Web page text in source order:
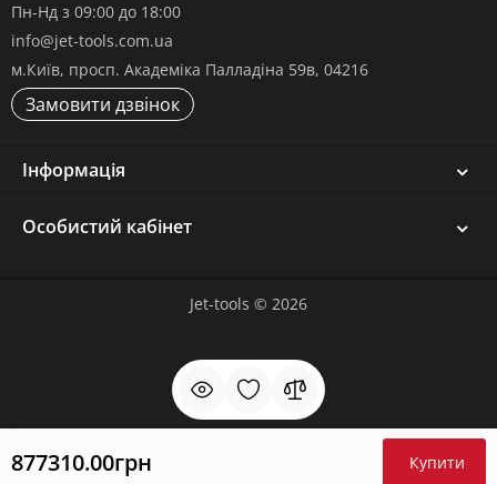
877310.00грн Купити
Пн-Нд з 09:00 до 18:00
info@jet-tools.com.ua
м.Київ, просп. Академіка Палладіна 59в, 04216
Замовити дзвінок
Інформація
Особистий кабінет
Jet-tools © 2026